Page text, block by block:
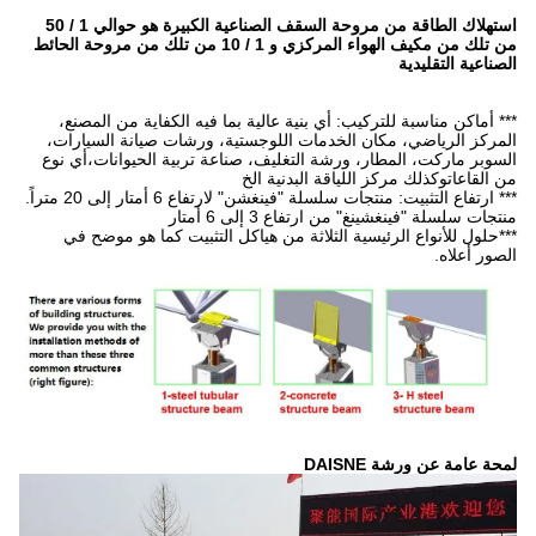
استهلاك الطاقة من مروحة السقف الصناعية الكبيرة هو حوالي 1 / 50
من تلك من مكيف الهواء المركزي و 1 / 10 من تلك من مروحة الحائط
عالية بما فيه الكفاية من المصنع،
ورشات صيانة السيارات،
صناعة تربية الحيوانات،أي نوع
الخ
6 أمتار إلى 20 متراً.
أمتار
من هياكل التثبيت كما هو موضح في